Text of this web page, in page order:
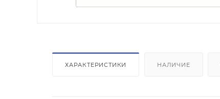
ХАРАКТЕРИСТИКИ НАЛИЧИЕ